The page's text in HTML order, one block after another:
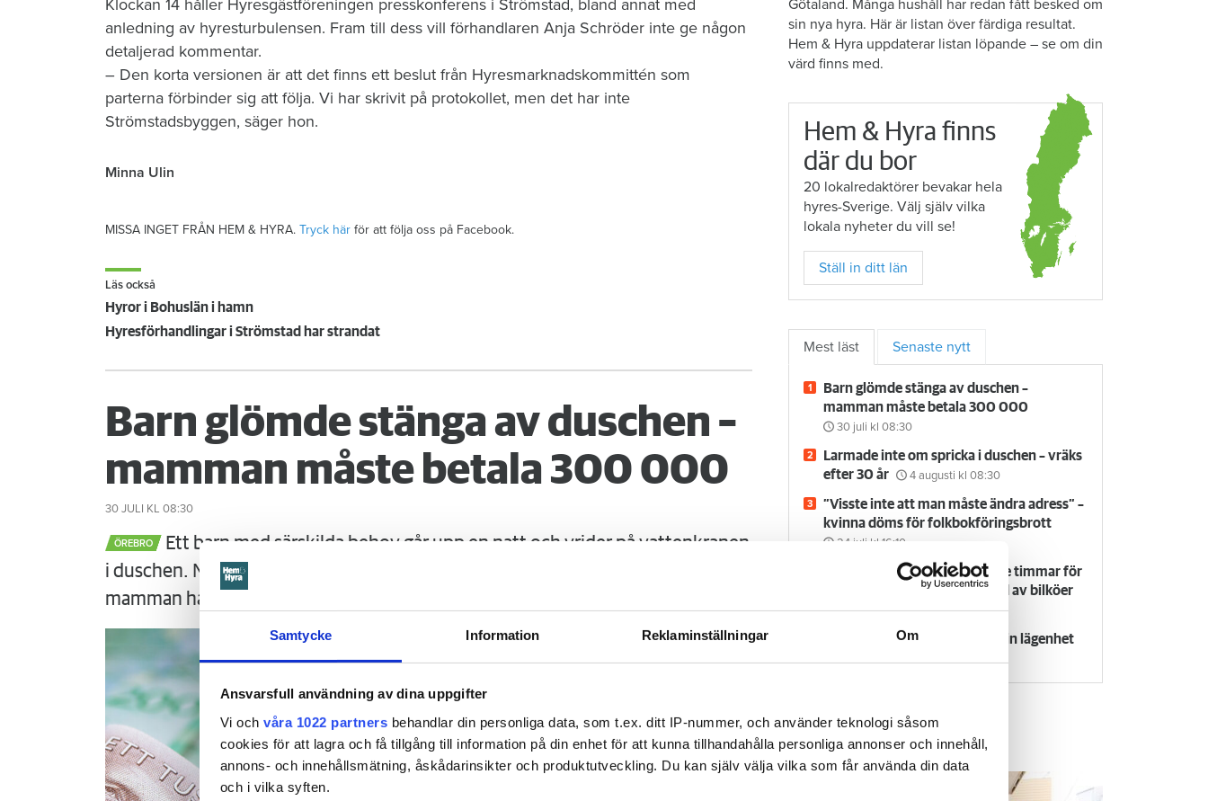
Samtycke Information Reklaminställningar Om
Ansvarsfull användning av dina uppgifter
Vi och våra 1022 partners behandlar din personliga data, som t.ex. ditt IP-nummer, och använder teknologi såsom
cookies för att lagra och få tillgång till information på din enhet för att kunna tillhandahålla personliga annonser och innehåll,
annons- och innehållsmätning, åskådarinsikter och produktutveckling. Du kan själv välja vilka som får använda din data
och i vilka syften.
Klockan 14 håller Hyresgästföreningen presskonferens i Strömstad, bland annat med
anledning av hyresturbulensen. Fram till dess vill förhandlaren Anja Schröder inte ge någon
detaljerad kommentar.
– Den korta versionen är att det finns ett beslut från Hyresmarknadskommittén som
parterna förbinder sig att följa. Vi har skrivit på protokollet, men det har inte
Strömstadsbyggen, säger hon.
Minna Ulin
MISSA INGET FRÅN HEM & HYRA. Tryck här för att följa oss på Facebook.
Läs också
Hyror i Bohuslän i hamn
Hyresförhandlingar i Strömstad har strandat
Barn glömde stänga av duschen –
mamman måste betala 300 000
30 JULI KL 08:30
ÖREBRO
Ett barn med särskilda behov går upp en natt och vrider på vattenkranen
i duschen. När mamman vaknar är det vatten i både badrum och hall. Det borde
mamman ha förhindrat menar Örebrobostäder.
Götaland. Många hushåll har redan fått besked om
sin nya hyra. Här är listan över färdiga resultat.
Hem & Hyra uppdaterar listan löpande – se om din
värd finns med.
Hem & Hyra finns
där du bor
20 lokalredaktörer bevakar hela
hyres-Sverige. Välj själv vilka
lokala nyheter du vill se!
Ställ in ditt län
Mest läst Senaste nytt
Barn glömde stänga av duschen –
mamman måste betala 300 000
30 juli kl 08:30
Larmade inte om spricka i duschen – vräks
efter 30 år
4 augusti kl 08:30
”Visste inte att man måste ändra adress” –
kvinna döms för folkbokföringsbrott
24 juli kl 16:10
Flyttfirma anmäls: dök upp tre timmar för
sent och höjde priset på grund av bilköer
24 julikl 09:30
Försvunnen man får behålla sin lägenhet
Hem & Hyra TV